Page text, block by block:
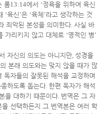
롬13:14에서 ‘정욕을 위하여 육신
‘육신’은 ‘육체 ’라고 생각하는 것
죄악된 본성을 의미한다. 사실 바
가리키지 않고 대체로 ‘영적인 병’
자신의 의도는 아니지만, 성경을
본래 의도와는 맞지 않을 때가 많
독자들의 잘못된 해석을 교정하며
하도록 돕는다. 한편 독자가 해석
을 대하기 때문이다. 번역은 그 자
을 선택하든지 그 번역본은 여러 학